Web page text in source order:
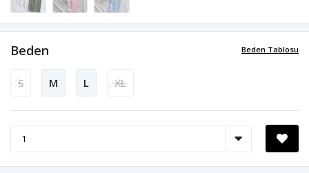
Beden Tablosu
Beden
S M L XL